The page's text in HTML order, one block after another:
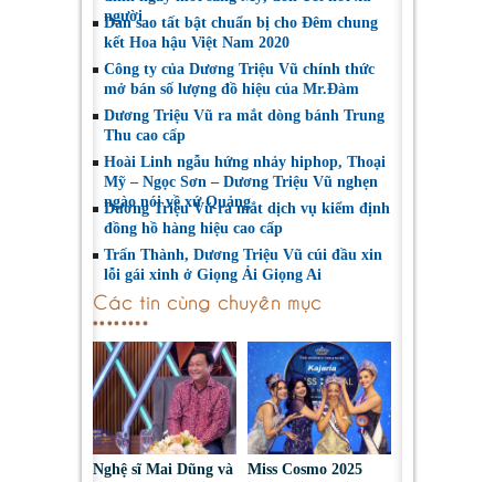
người
Dàn sao tất bật chuẩn bị cho Đêm chung
kết Hoa hậu Việt Nam 2020
Công ty của Dương Triệu Vũ chính thức
mở bán số lượng đồ hiệu của Mr.Đàm
Dương Triệu Vũ ra mắt dòng bánh Trung
Thu cao cấp
Hoài Linh ngẫu hứng nhảy hiphop, Thoại
Mỹ – Ngọc Sơn – Dương Triệu Vũ nghẹn
ngào nói về xứ Quảng
Dương Triệu Vũ ra mắt dịch vụ kiểm định
đồng hồ hàng hiệu cao cấp
Trấn Thành, Dương Triệu Vũ cúi đầu xin
lỗi gái xinh ở Giọng Ải Giọng Ai
Các tin cùng chuyên mục
Nghệ sĩ Mai Dũng và
Miss Cosmo 2025